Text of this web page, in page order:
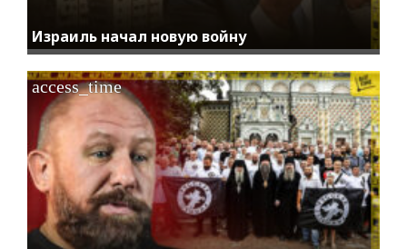
Израиль начал новую войну
access_time